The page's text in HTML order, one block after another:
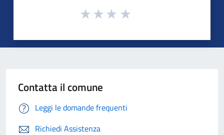
Contatta il comune
Leggi le domande frequenti
Richiedi Assistenza